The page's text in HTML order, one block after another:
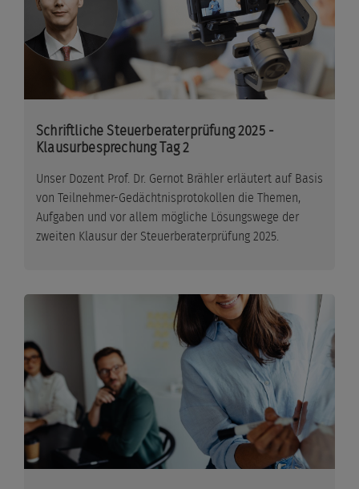
Schriftliche Steuerberaterprüfung 2025 -
Klausurbesprechung Tag 2
Unser Dozent Prof. Dr. Gernot Brähler erläutert auf Basis
von Teilnehmer-Gedächtnisprotokollen die Themen,
Aufgaben und vor allem mögliche Lösungswege der
zweiten Klausur der Steuerberaterprüfung 2025.